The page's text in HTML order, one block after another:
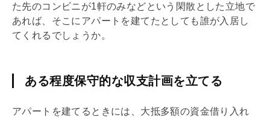
た先のコンビニが1軒のみなどという閑散とした立地で
あれば、そこにアパートを建てたとしても誰が入居し
てくれるでしょうか。
ある程度保守的な収支計画を立てる
アパートを建てるときには、大抵多額の資金借り入れ